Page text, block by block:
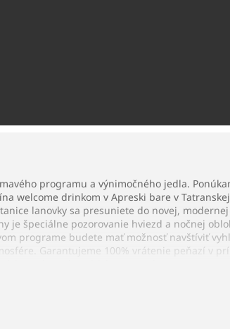
programu a výnimočného jedla.
welcome drinkom v Apreski bare v
lanovky sa presuniete do novej,
je špeciálne pozorovanie hviezd a nočnej
programe budete mať možnosť navštíviť
Garantujeme 100% vrátenie peňazí v